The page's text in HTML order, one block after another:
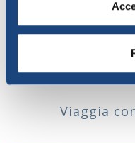
Le
Viaggia